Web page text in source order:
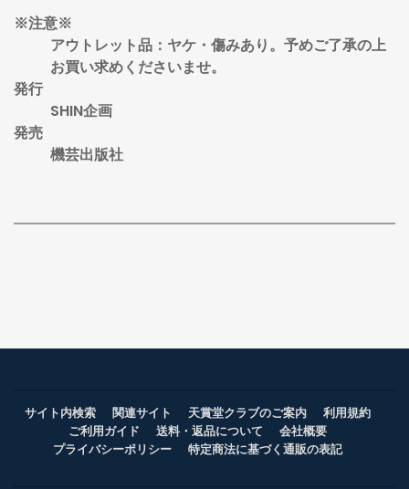
※注意※
アウトレット品：ヤケ・傷みあり。予めご了承の上
お買い求めくださいませ。
発行
SHIN企画
発売
機芸出版社
サイト内検索 関連サイト 天賞堂クラブのご案内
利用規約
ご利用ガイド
送料・返品について
会社概要
プライバシーポリシー
特定商法に基づく通販の表記